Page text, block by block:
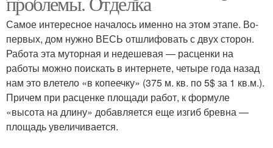
Самое интересное началось именно на этом этапе. Во-
первых, дом нужно ВЕСЬ отшлифовать с двух сторон.
Работа эта муторная и недешевая — расценки на
работы можно поискать в интернете, четыре года назад
нам это влетело «в копеечку» (375 м. кв. по 5$ за 1 кв.м.).
Причем при расценке площади работ, к формуле
«высота на длину» добавляется еще изгиб бревна —
площадь увеличивается.